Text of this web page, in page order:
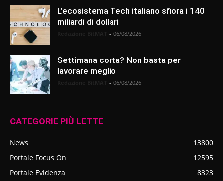
L’ecosistema Tech italiano sfiora i 140
miliardi di dollari
- 06/08/2026
Settimana corta? Non basta per
lavorare meglio
- 06/08/2026
CATEGORIE PIÙ LETTE
News
13800
Portale Focus On
12595
Portale Evidenza
8323